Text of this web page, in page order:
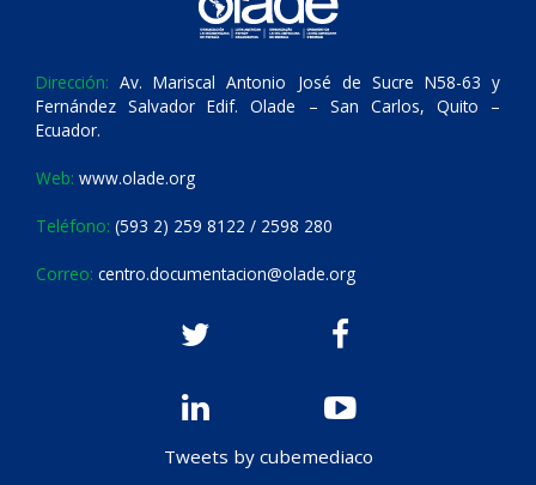
Dirección: Av. Mariscal Antonio José de Sucre N58-63 y
Fernández Salvador Edif. Olade – San Carlos, Quito –
Ecuador.
Web: www.olade.org
Teléfono: (593 2) 259 8122 / 2598 280
Correo: centro.documentacion@olade.org
Tweets by cubemediaco